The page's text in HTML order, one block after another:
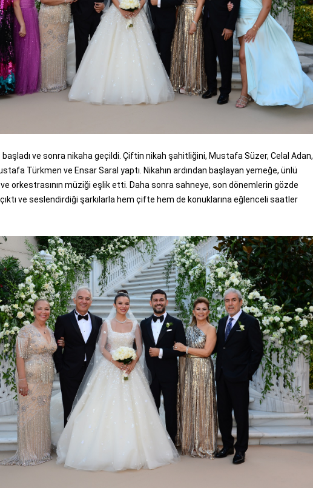
başladı ve sonra nikaha geçildi. Çiftin nikah şahitliğini, Mustafa Süzer, Celal Adan,
Türkmen ve Ensar Saral yaptı. Nikahın ardından başlayan yemeğe, ünlü
ve orkestrasının müziği eşlik etti. Daha sonra sahneye, son dönemlerin gözde
çıktı ve seslendirdiği şarkılarla hem çifte hem de konuklarına eğlenceli saatler